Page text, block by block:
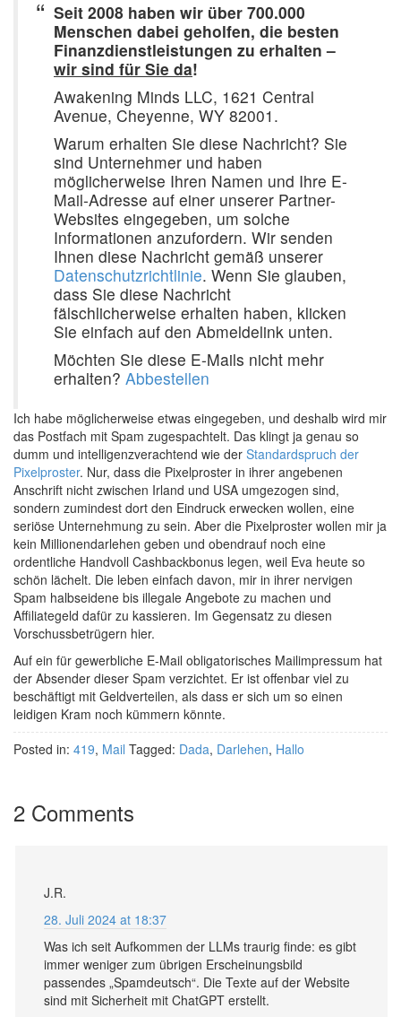
Seit 2008 haben wir über 700.000
Menschen dabei geholfen, die besten
Finanzdienstleistungen zu erhalten –
wir sind für Sie da!
Awakening Minds LLC, 1621 Central
Avenue, Cheyenne, WY 82001.
Warum erhalten Sie diese Nachricht? Sie
sind Unternehmer und haben
möglicherweise Ihren Namen und Ihre E-
Mail-Adresse auf einer unserer Partner-
Websites eingegeben, um solche
Informationen anzufordern. Wir senden
Ihnen diese Nachricht gemäß unserer
Datenschutzrichtlinie. Wenn Sie glauben,
dass Sie diese Nachricht
fälschlicherweise erhalten haben, klicken
Sie einfach auf den Abmeldelink unten.
Möchten Sie diese E-Mails nicht mehr
erhalten? Abbestellen
Ich habe möglicherweise etwas eingegeben, und deshalb wird mir
das Postfach mit Spam zugespachtelt. Das klingt ja genau so
dumm und intelligenzverachtend wie der Standardspruch der
Pixelproster. Nur, dass die Pixelproster in ihrer angebenen
Anschrift nicht zwischen Irland und USA umgezogen sind,
sondern zumindest dort den Eindruck erwecken wollen, eine
seriöse Unternehmung zu sein. Aber die Pixelproster wollen mir ja
kein Millionendarlehen geben und obendrauf noch eine
ordentliche Handvoll Cashbackbonus legen, weil Eva heute so
schön lächelt. Die leben einfach davon, mir in ihrer nervigen
Spam halbseidene bis illegale Angebote zu machen und
Affiliategeld dafür zu kassieren. Im Gegensatz zu diesen
Vorschussbetrügern hier.
Auf ein für gewerbliche E-Mail obligatorisches Mailimpressum hat
der Absender dieser Spam verzichtet. Er ist offenbar viel zu
beschäftigt mit Geldverteilen, als dass er sich um so einen
leidigen Kram noch kümmern könnte.
Posted in: 419, Mail Tagged: Dada, Darlehen, Hallo
2 Comments
J.R.
28. Juli 2024 at 18:37
Was ich seit Aufkommen der LLMs traurig finde: es gibt
immer weniger zum übrigen Erscheinungsbild
passendes „Spamdeutsch“. Die Texte auf der Website
sind mit Sicherheit mit ChatGPT erstellt.